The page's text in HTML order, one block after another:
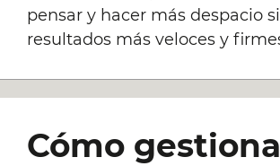
pensar y hacer más despacio
resultados más veloces y
Cómo